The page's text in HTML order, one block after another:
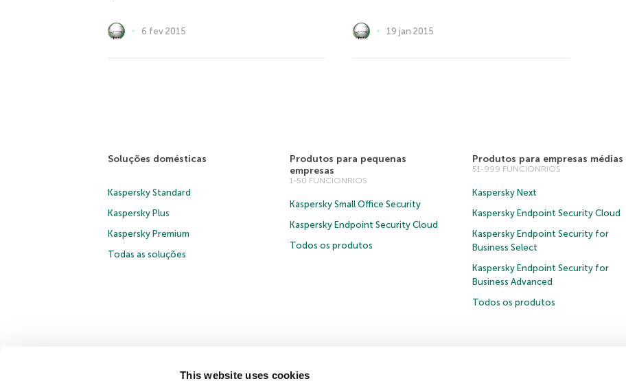
This website uses cookies
6 fev 2015 19 jan 2015
Soluções domésticas
Kaspersky Standard
Kaspersky Plus
Kaspersky Premium
Todas as soluções
Produtos para pequenas
empresas
1-50 FUNCIONRIOS
Kaspersky Small Office Security
Kaspersky Endpoint Security Cloud
Todos os produtos
Produtos para empresas médias
51-999 FUNCIONRIOS
Kaspersky Next
Kaspersky Endpoint Security Cloud
Kaspersky Endpoint Security for
Business Select
Kaspersky Endpoint Security for
Business Advanced
Todos os produtos